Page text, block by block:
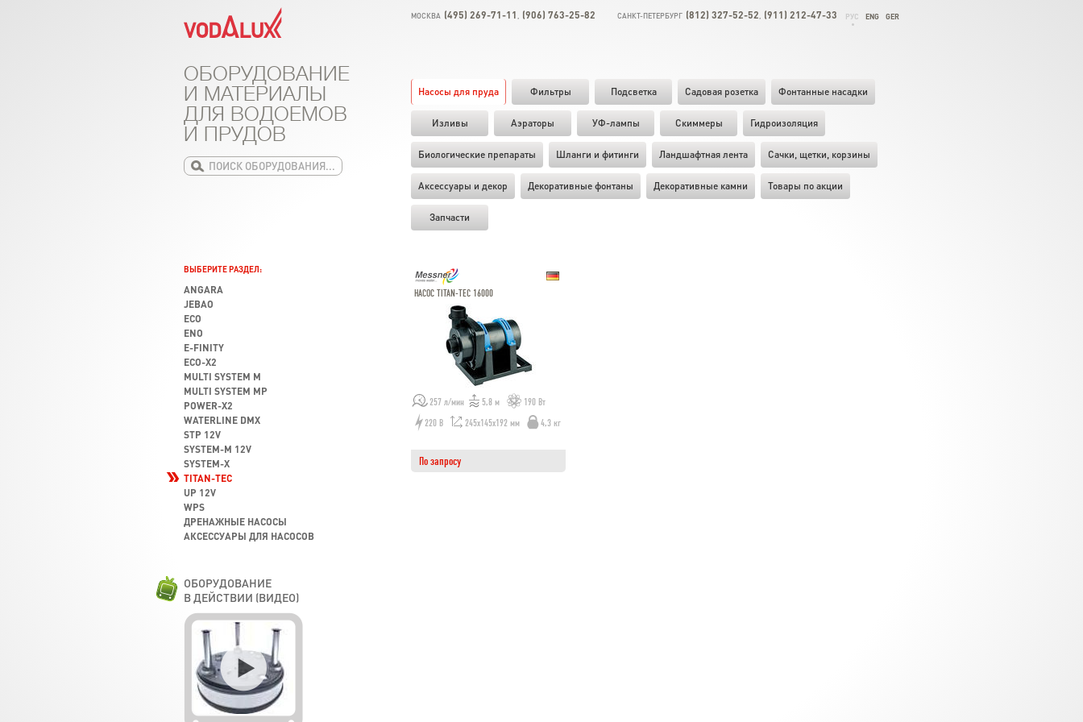
МОСКВА (495) 269-71-11 (906) 763-25-82 САНКТ-ПЕТЕРБУРГ (812) 327-52-52 (911) 212-47-33 РУС ENG GER
Насосы для пруда Фильтры Подсветка Садовая розетка Фонтанные насадки
Изливы Аэраторы УФ-лампы Скиммеры Гидроизоляция
Биологические препараты Шланги и фитинги Ландшафтная лента Cачки, щетки, корзины
Аксессуары и декор Декоративные фонтаны Декоративные камни Товары по акции
Запчасти
ОБОРУДОВАНИЕ
И МАТЕРИАЛЫ
ДЛЯ ВОДОЕМОВ
И ПРУДОВ
НАСОС TITAN-TEC 16000
257 л/мин 5,8 м
190 Вт
220 В
245х145х192 мм 4,3 кг
По запросу
ВЫБЕРИТЕ РАЗДЕЛ:
ANGARA
JEBAO
ECO
ENO
E-FINITY
ECO-X2
MULTI SYSTEM M
MULTI SYSTEM MP
POWER-X2
WATERLINE DMX
STP 12V
SYSTEM-M 12V
SYSTEM-X
TITAN-TEC
UP 12V
WPS
ДРЕНАЖНЫЕ НАСОСЫ
АКСЕССУАРЫ ДЛЯ НАСОСОВ
ОБОРУДОВАНИЕ
В ДЕЙСТВИИ (ВИДЕО)